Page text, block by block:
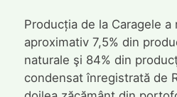
Producția de la Caragele
aproximativ 7,5% din
naturale şi 84% din
condensat înregistrată de